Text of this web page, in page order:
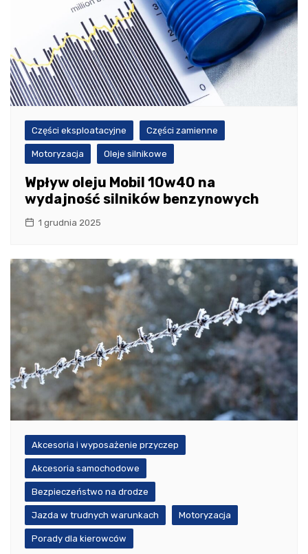
Części eksploatacyjne Części zamienne
Motoryzacja Oleje silnikowe
Wpływ oleju Mobil 10w40 na
wydajność silników benzynowych
1 grudnia 2025
Akcesoria i wyposażenie przyczep
Akcesoria samochodowe
Bezpieczeństwo na drodze
Jazda w trudnych warunkach Motoryzacja
Porady dla kierowców